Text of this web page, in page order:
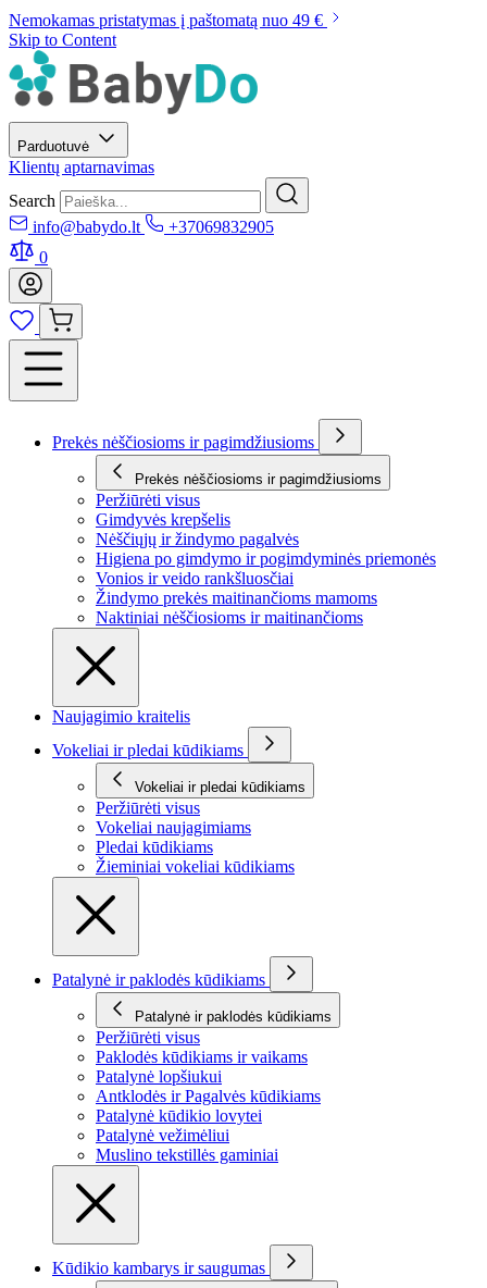
Nemokamas pristatymas į paštomatą nuo 49 €
Skip to Content
Parduotuvė
Klientų aptarnavimas
Search
info@babydo.lt
+37069832905
0
Prekės nėščiosioms ir pagimdžiusioms
Prekės nėščiosioms ir pagimdžiusioms
Peržiūrėti visus
Gimdyvės krepšelis
Nėščiųjų ir žindymo pagalvės
Higiena po gimdymo ir pogimdyminės priemonės
Vonios ir veido rankšluosčiai
Žindymo prekės maitinančioms mamoms
Naktiniai nėščiosioms ir maitinančioms
Naujagimio kraitelis
Vokeliai ir pledai kūdikiams
Vokeliai ir pledai kūdikiams
Peržiūrėti visus
Vokeliai naujagimiams
Pledai kūdikiams
Žieminiai vokeliai kūdikiams
Patalynė ir paklodės kūdikiams
Patalynė ir paklodės kūdikiams
Peržiūrėti visus
Paklodės kūdikiams ir vaikams
Patalynė lopšiukui
Antklodės ir Pagalvės kūdikiams
Patalynė kūdikio lovytei
Patalynė vežimėliui
Muslino tekstillės gaminiai
Kūdikio kambarys ir saugumas